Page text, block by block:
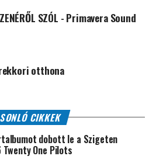
SZÓL - Primavera Sound
otthona
CIKKEK
dobott le a Szigeten
One Pilots